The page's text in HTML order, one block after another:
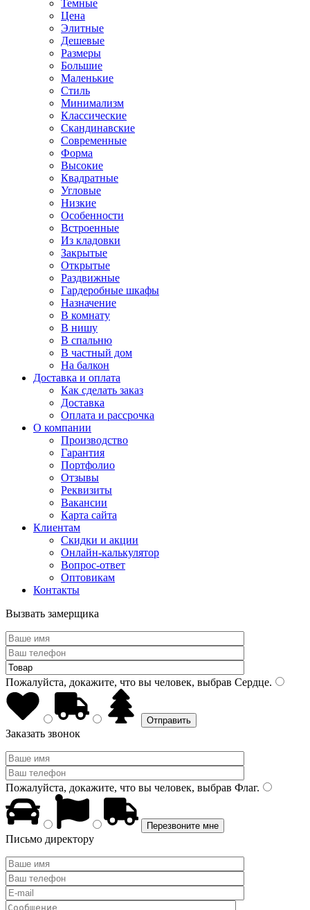
Темные
Цена
Элитные
Дешевые
Размеры
Большие
Маленькие
Стиль
Минимализм
Классические
Скандинавские
Современные
Форма
Высокие
Квадратные
Угловые
Низкие
Особенности
Встроенные
Из кладовки
Закрытые
Открытые
Раздвижные
Гардеробные шкафы
Назначение
В комнату
В нишу
В спальню
В частный дом
На балкон
Доставка и оплата
Как сделать заказ
Доставка
Оплата и рассрочка
О компании
Производство
Гарантия
Портфолио
Отзывы
Реквизиты
Вакансии
Карта сайта
Клиентам
Скидки и акции
Онлайн-калькулятор
Вопрос-ответ
Оптовикам
Контакты
Вызвать замерщика
Пожалуйста, докажите, что вы человек, выбрав Сердце.
Заказать звонок
Пожалуйста, докажите, что вы человек, выбрав Флаг.
Письмо директору